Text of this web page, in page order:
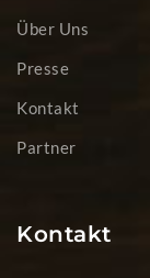
Über Uns
Presse
Kontakt
Partner
Kontakt